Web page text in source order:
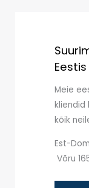
Eestis
Meie
kliendid
kõik
Est-
Võru